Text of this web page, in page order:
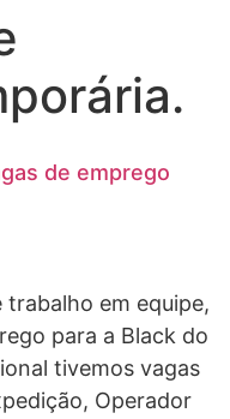
de emprego
em equipe,
para a Black do
tivemos vagas
Operador